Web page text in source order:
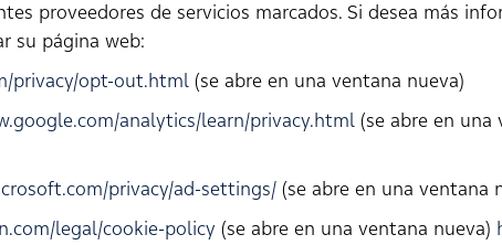
proveedores de servicios marcados. Si desea más
su página web:
privacy/opt-out.html (se abre en una ventana nueva)
analytics/learn/privacy.html (se abre en una
privacy/ad-settings/ (se abre en una ventana
legal/cookie-policy (se abre en una ventana nueva)